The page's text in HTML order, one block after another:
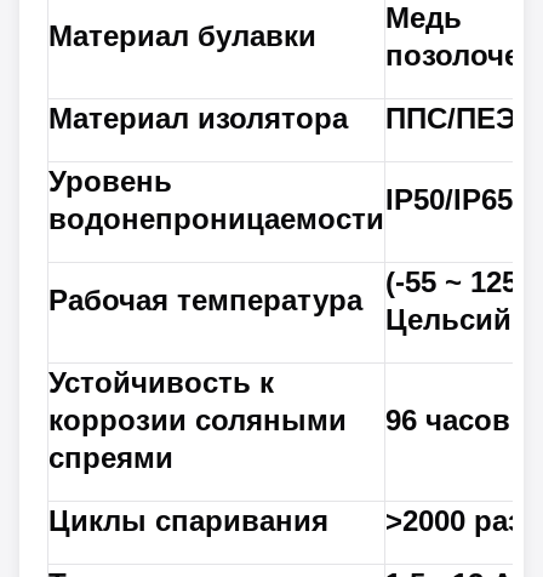
Материал булавки
Медь
Материал изолятора
ППС/ПЕЭК
Уровень
водонепроницаемости
IP50/IP65
Рабочая температура
(-55 ~ 125)
Цельсий
Устойчивость к
коррозии соляными
спреями
96 часов
Циклы спаривания
>2000 раз